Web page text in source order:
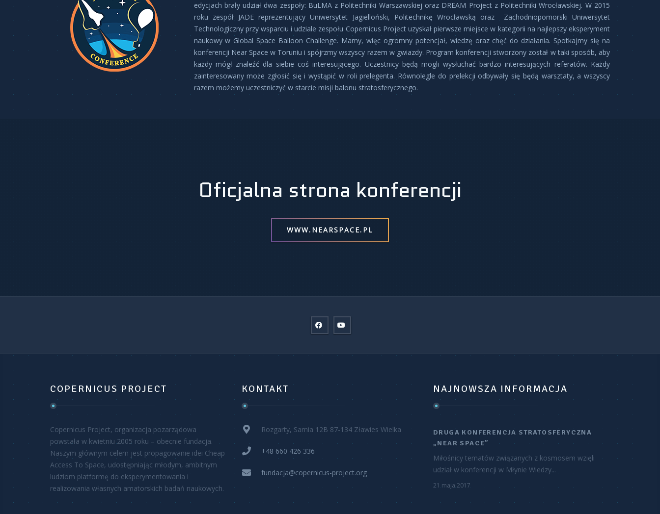
edycjach brały udział dwa zespoły: BuLMA z Politechniki Warszawskiej oraz DREAM Project z Politechniki Wrocławskiej. W 2015
roku zespół JADE reprezentujący Uniwersytet Jagielloński, Politechnikę Wrocławską oraz Zachodniopomorski Uniwersytet
Technologiczny przy wsparciu i udziale zespołu Copernicus Project uzyskał pierwsze miejsce w kategorii na najlepszy eksperyment
naukowy w Global Space Balloon Challenge. Mamy, więc ogromny potencjał, wiedzę oraz chęć do działania. Spotkajmy się na
konferencji Near Space w Toruniu i spójrzmy wszyscy razem w gwiazdy. Program konferencji stworzony został w taki sposób, aby
każdy mógł znaleźć dla siebie coś interesującego. Uczestnicy będą mogli wysłuchać bardzo interesujących referatów. Każdy
zainteresowany może zgłosić się i wystąpić w roli prelegenta. Równolegle do prelekcji odbywały się będą warsztaty, a wszyscy
razem możemy uczestniczyć w starcie misji balonu stratosferycznego.
Oficjalna strona konferencji
WWW.NEARSPACE.PL
COPERNICUS PROJECT
Copernicus Project, organizacja pozarządowa
powstała w kwietniu 2005 roku – obecnie fundacja.
Naszym głównym celem jest propagowanie idei Cheap
Access To Space, udostępniając młodym, ambitnym
ludziom platformę do eksperymentowania i
realizowania własnych amatorskich badań naukowych.
KONTAKT
Rozgarty, Sarnia 12B 87-134 Zławies Wielka
+48 660 426 336
fundacja@copernicus-project.org
NAJNOWSZA INFORMACJA
DRUGA KONFERENCJA STRATOSFERYCZNA
„NEAR SPACE”
Miłośnicy tematów związanych z kosmosem wzięli
udział w konferencji w Młynie Wiedzy...
21 maja 2017